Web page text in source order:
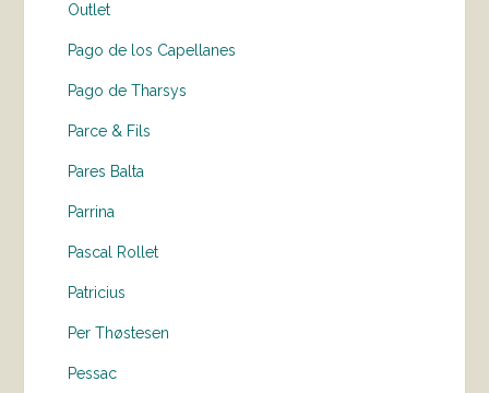
Outlet
Pago de los Capellanes
Pago de Tharsys
Parce & Fils
Pares Balta
Parrina
Pascal Rollet
Patricius
Per Thøstesen
Pessac